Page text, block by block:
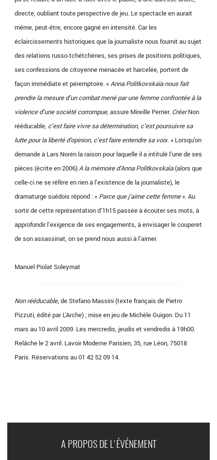
directe, oubliant toute perspective de jeu. Le spectacle en aurait
même, peut-être, encore gagné en intensité. Car les
éclaircissements historiques que la journaliste nous fournit au sujet
des relations russo-tchétchènes, ses prises de positions politiques,
ses confessions de citoyenne menacée et harcelée, portent de
façon immédiate et péremptoire. «Anna Politkovskaïa nous fait
prendre la mesure d’un combat mené par une femme confrontée à la
violence d’une société corrompue, assure Mireille Perrier. CréerNon
rééducable, c’est faire vivre sa détermination, c’est poursuivre sa
lutte pour la liberté d’opinion, c’est faire entendre sa voix. » Lorsqu’on
demande à Lars Norén la raison pour laquelle il a intitulé l’une de ses
pièces (écrite en 2006)A la mémoire d’Anna Politkovskaïa(alors que
celle-ci ne se réfère en rien à l’existence de la journaliste), le
dramaturge suédois répond : « Parce que j’aime cette femme». Au
sortir de cette représentation d’1h15 passée à écouter ses mots, à
approfondir l’exigence de ses engagements, à envisager le couperet
de son assassinat, on se prend nous aussi à l’aimer.
Manuel Piolat Soleymat
Non rééducable, de Stefano Massini (texte français de Pietro
Pizzuti, édité par L’Arche) ; mise en jeu de Michèle Guigon. Du 11
mars au 10 avril 2009. Les mercredis, jeudis et vendredis à 19h00.
Relâche le 2 avril. Lavoir Moderne Parisien, 35, rue Léon, 75018
Paris. Réservations au 01 42 52 09 14.
A PROPOS DE L'ÉVÉNEMENT